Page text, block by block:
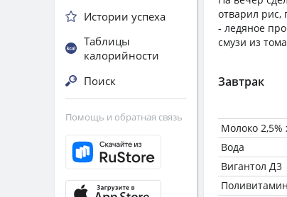
отварил рис,
- ледяное
смузи из
Завтрак
Молоко 2,5%
Вода
Вигантол Д3
Истории успеха
Таблицы
калорийности
Поиск
Помощь и обратная связь